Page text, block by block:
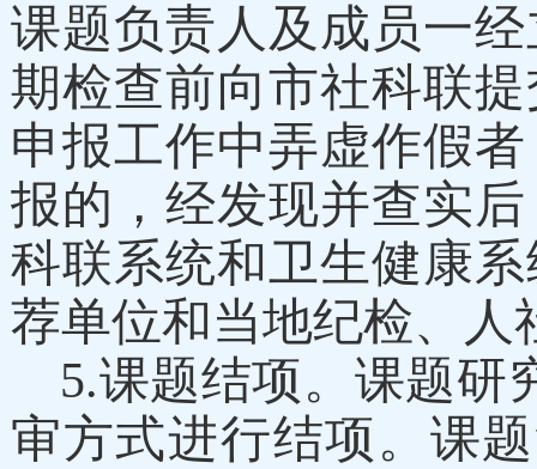
课题负责人及成员一
期检查前向市社科联
申报工作中弄虚作假
报的，经发现并查实
科联系统和卫生健康
荐单位和当地纪检、人
5.课题结项。 课题研
审方式进行结项。 课